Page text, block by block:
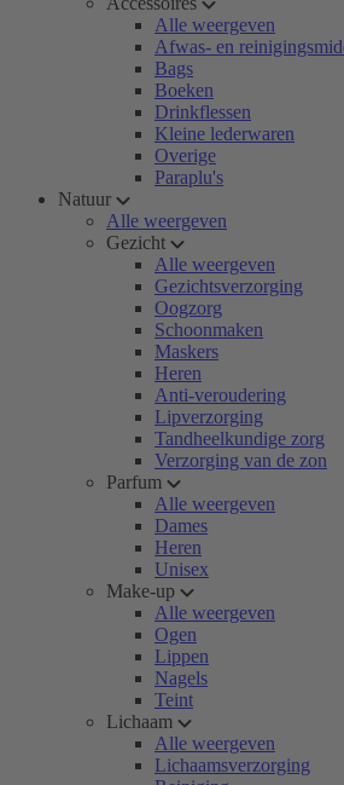
Alle weergeven
Afwas- en
Bags
Boeken
Drinkflessen
Kleine lederwaren
Overige
Paraplu's
Natuur
Alle weergeven
Gezicht
Alle weergeven
Gezichtsverzorging
Oogzorg
Schoonmaken
Maskers
Heren
Anti-veroudering
Lipverzorging
Tandheelkundige zorg
Verzorging van de zon
Parfum
Alle weergeven
Dames
Heren
Unisex
Make-up
Alle weergeven
Ogen
Lippen
Nagels
Teint
Lichaam
Alle weergeven
Lichaamsverzorging